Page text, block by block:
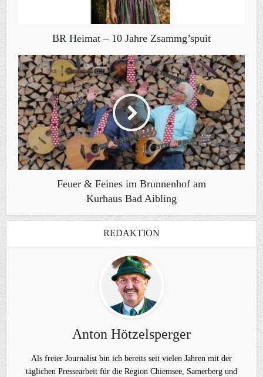
BR Heimat – 10 Jahre Zsammg’spuit
Feuer & Feines im Brunnenhof am
Kurhaus Bad Aibling
REDAKTION
Anton Hötzelsperger
Als freier Journalist bin ich bereits seit vielen Jahren mit der
täglichen Pressearbeit für die Region Chiemsee, Samerberg und